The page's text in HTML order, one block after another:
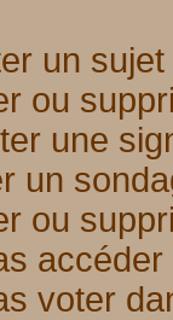
un
ou
une
un
ou
voter